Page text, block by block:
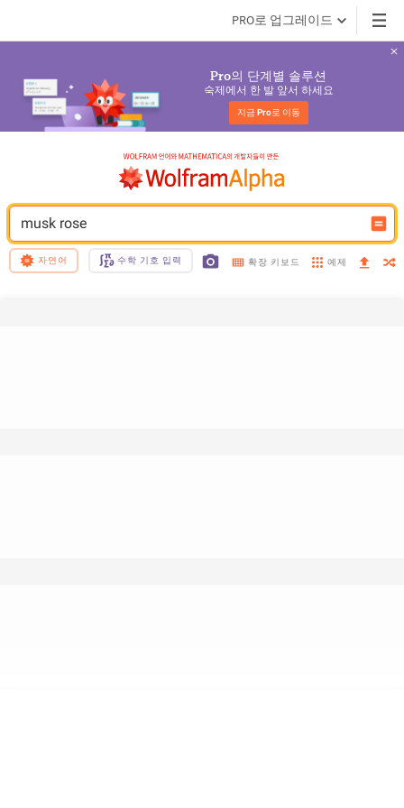
PRO로 업그레이드
Pro의 단계별 솔루션
숙제에서 한 발 앞서 하세요
지금 Pro로 이동
musk rose
자연어 수학 기호 입력 확장 키보드 예제